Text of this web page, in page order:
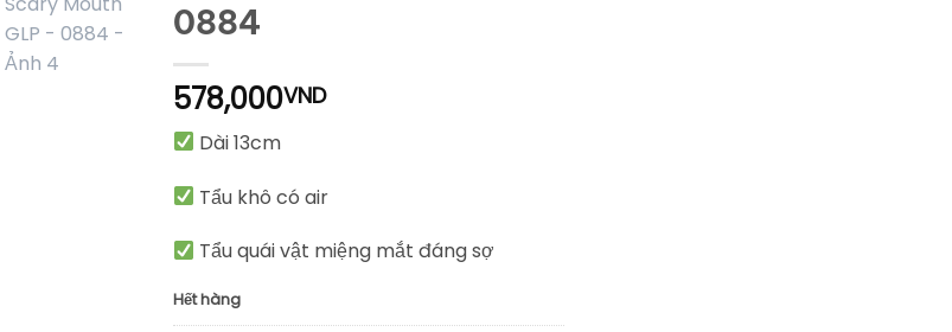
0884
578,000VND
Dài 13cm
Tẩu khô có air
Tẩu quái vật miệng mắt đáng sợ
Hết hàng